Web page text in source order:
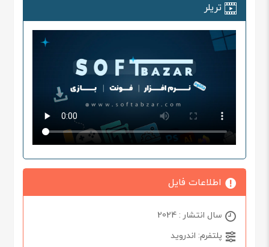
تریلر
اطلاعات فایل
سال انتشار : 2024
پلتفرم: اندروید